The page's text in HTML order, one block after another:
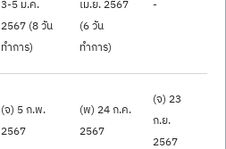
3-5 ม.ค.
2567 (8 วัน
ทำการ)
เม.ย. 2567
(6 วัน
ทำการ)
-
(จ) 5 ก.พ.
2567
(พ) 24 ก.ค.
2567
(จ) 23
ก.ย.
2567